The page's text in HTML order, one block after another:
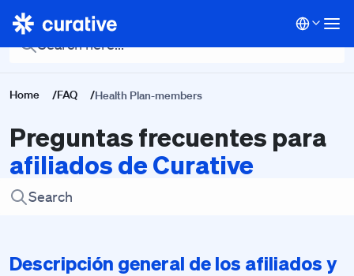
Home /FAQ /Health Plan-members
Preguntas frecuentes para
afiliados de Curative
Back To Main FAQ
Descripción general de los afiliados y